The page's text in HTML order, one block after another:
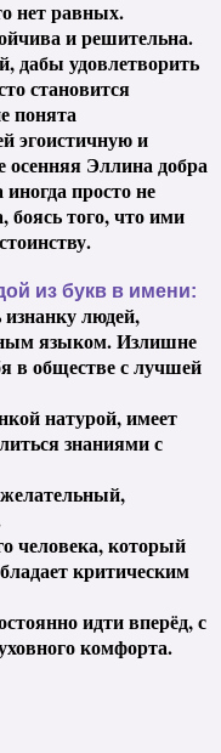
нет равных.
и решительна.
дабы удовлетворить
становится
понята
эгоистичную и
осенняя Эллина добра
просто не
боясь того, что ими
из букв в имени:
людей,
языком. Излишне
в обществе с лучшей
натурой, имеет
знаниями с
человека, который
критическим
идти вперёд, с
комфорта.